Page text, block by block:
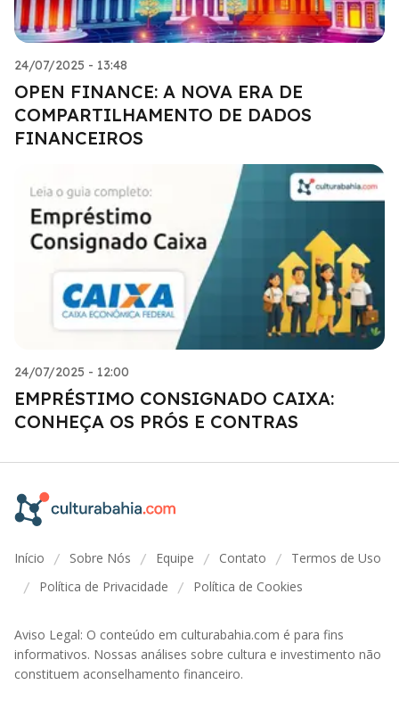
24/07/2025 - 13:48
OPEN FINANCE: A NOVA ERA DE
COMPARTILHAMENTO DE DADOS
FINANCEIROS
24/07/2025 - 12:00
EMPRÉSTIMO CONSIGNADO CAIXA:
CONHEÇA OS PRÓS E CONTRAS
Início / Sobre Nós / Equipe / Contato / Termos de Uso
/ Política de Privacidade / Política de Cookies
Aviso Legal: O conteúdo em culturabahia.com é para fins
informativos. Nossas análises sobre cultura e investimento não
constituem aconselhamento financeiro.